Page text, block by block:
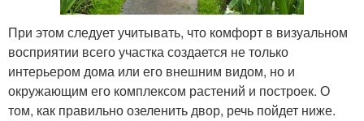
При этом следует учитывать, что комфорт в визуальном
восприятии всего участка создается не только
интерьером дома или его внешним видом, но и
окружающим его комплексом растений и построек. О
том, как правильно озеленить двор, речь пойдет ниже.